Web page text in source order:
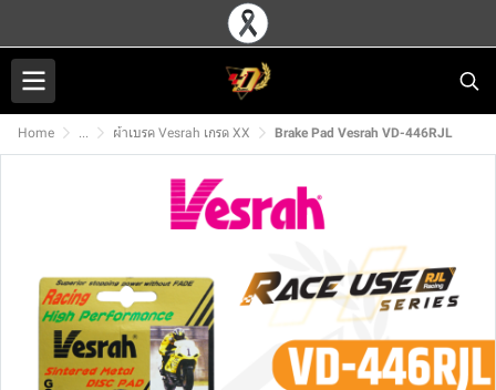
Home ... ผ้าเบรค Vesrah เกรด XX Brake Pad Vesrah VD-446RJL